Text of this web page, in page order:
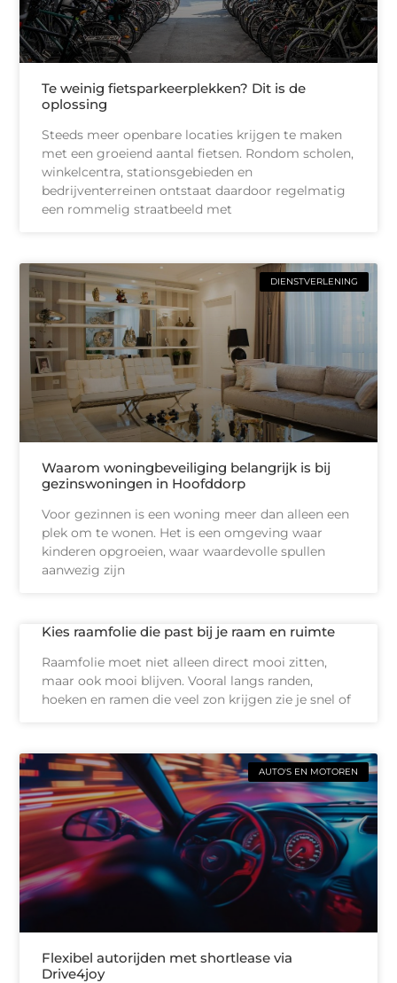
Te weinig fietsparkeerplekken? Dit is de
oplossing
Steeds meer openbare locaties krijgen te maken
met een groeiend aantal fietsen. Rondom scholen,
winkelcentra, stationsgebieden en
bedrijventerreinen ontstaat daardoor regelmatig
een rommelig straatbeeld met
DIENSTVERLENING
Waarom woningbeveiliging belangrijk is bij
gezinswoningen in Hoofddorp
Voor gezinnen is een woning meer dan alleen een
plek om te wonen. Het is een omgeving waar
kinderen opgroeien, waar waardevolle spullen
aanwezig zijn
Kies raamfolie die past bij je raam en ruimte
Raamfolie moet niet alleen direct mooi zitten,
maar ook mooi blijven. Vooral langs randen,
hoeken en ramen die veel zon krijgen zie je snel of
AUTO'S EN MOTOREN
Flexibel autorijden met shortlease via
Drive4joy